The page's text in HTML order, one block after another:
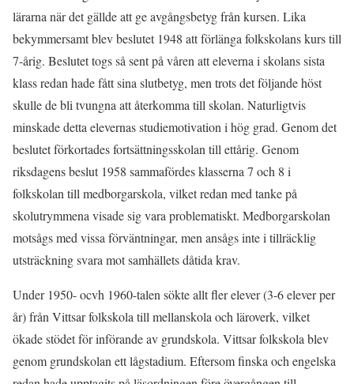
lärarna när det gällde att ge avgångsbetyg från kursen. Lika
bekymmersamt blev beslutet 1948 att förlänga folkskolans kurs till
7-årig. Beslutet togs så sent på våren att eleverna i skolans sista
klass redan hade fått sina slutbetyg, men trots det följande höst
skulle de bli tvungna att återkomma till skolan. Naturligtvis
minskade detta elevernas studiemotivation i hög grad. Genom det
beslutet förkortades fortsättningsskolan till ettårig. Genom
riksdagens beslut 1958 sammafördes klasserna 7 och 8 i
folkskolan till medborgarskola, vilket redan med tanke på
skolutrymmena visade sig vara problematiskt. Medborgarskolan
motsågs med vissa förväntningar, men ansågs inte i tillräcklig
utsträckning svara mot samhällets dåtida krav.
Under 1950- ocvh 1960-talen sökte allt fler elever (3-6 elever per
år) från Vittsar folkskola till mellanskola och läroverk, vilket
ökade stödet för införande av grundskola. Vittsar folkskola blev
genom grundskolan ett lågstadium. Eftersom finska och engelska